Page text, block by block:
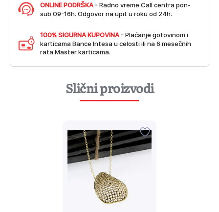
ONLINE PODRŠKA - Radno vreme Call centra pon-
sub 09-16h. Odgovor na upit u roku od 24h.
100% SIGURNA KUPOVINA - Plaćanje gotovinom i
karticama Bance Intesa u celosti ili na 6 mesečnih
rata Master karticama.
Slični proizvodi